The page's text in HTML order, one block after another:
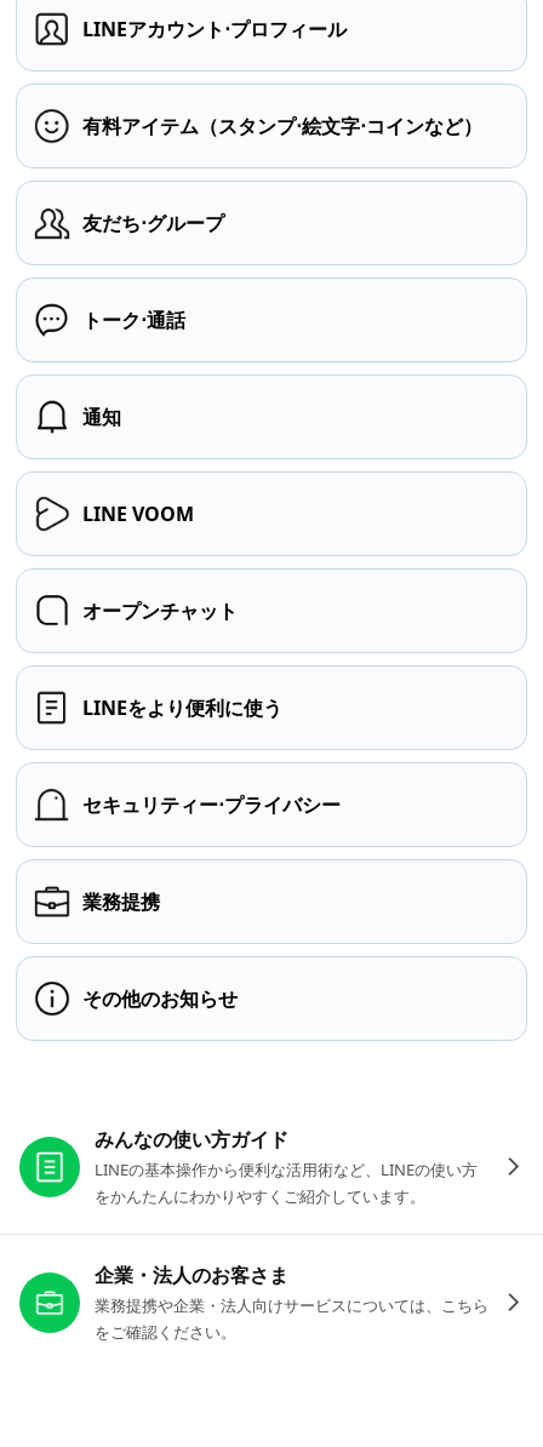
LINEアカウント⋅プロフィール
有料アイテム（スタンプ⋅絵文字⋅コインなど）
友だち⋅グループ
トーク⋅通話
通知
LINE VOOM
オープンチャット
LINEをより便利に使う
セキュリティー⋅プライバシー
業務提携
その他のお知らせ
みんなの使い方ガイド
LINEの基本操作から便利な活用術など、LINEの使い方
をかんたんにわかりやすくご紹介しています。
企業・法人のお客さま
業務提携や企業・法人向けサービスについては、こちら
をご確認ください。